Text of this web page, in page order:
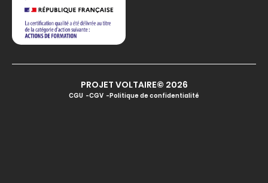
PROJET VOLTAIRE© 2026
CGU CGV Politique de confidentialité